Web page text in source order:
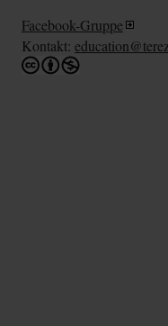
Facebook-Gruppe
Kontakt: